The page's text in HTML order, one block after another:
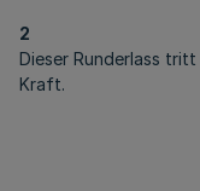
2
Dieser Runderlass
Kraft.